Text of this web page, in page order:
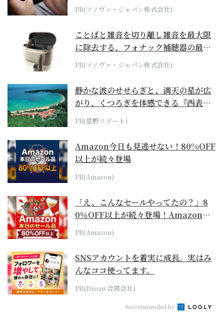
PR(ソノヴァ・ジャパン株式会社)
ことばと雑音を切り離し雑音を最大限
に除去する、フォナック補聴器の最上
位モデル
PR(ソノヴァ・ジャパン株式会社)
静かな波のせせらぎと、満天の星が広
がり、くつろぎを体感できる『西表島
ホテル by...
PR(星野リゾート)
Amazon今日も見逃せない！80%OFF
以上が続々登場
PR(Amazon)
「え、こんなセールやってたの？」8
0％OFF以上が続々登場！Amazonの
本気が...
PR(Amazon)
SNSアカウントを着実に成長。実はみ
んなココ使ってます。
PR(Dreaw合同会社)
Recommended by